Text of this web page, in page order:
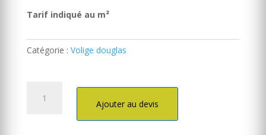
Tarif indiqué au m²
Catégorie : Volige douglas
Ajouter au devis